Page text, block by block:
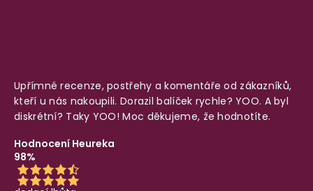
Upřímné recenze, postřehy a komentáře od zákazníků,
kteří u nás nakoupili. Dorazil balíček rychle? YOO. A byl
diskrétní? Taky YOO! Moc děkujeme, že hodnotíte.
Hodnocení Heureka
98%